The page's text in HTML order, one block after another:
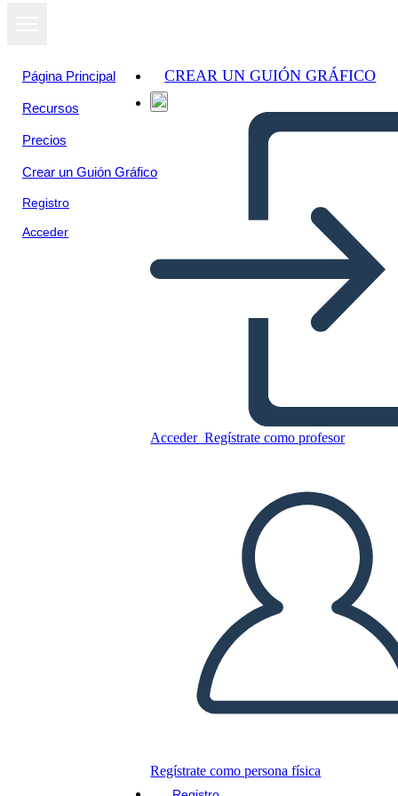
Página Principal
Recursos
Precios
Crear un Guión Gráfico
Registro
Acceder
CREAR UN GUIÓN GRÁFICO
Acceder Regístrate como profesor
Regístrate como persona física
Timbrato: razzismo,
antirazzismo e tu: personaggi